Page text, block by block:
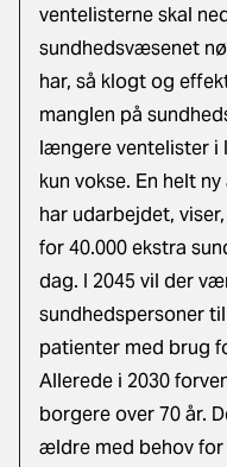
ventelisterne skal
sundhedsvæsenet
har, så klogt og
manglen på
længere ventelister i
kun vokse. En helt
har udarbejdet,
for 40.000 ekstra
dag. I 2045 vil der
sundhedspersoner
patienter med brug
Allerede i 2030
borgere over 70 år.
ældre med behov